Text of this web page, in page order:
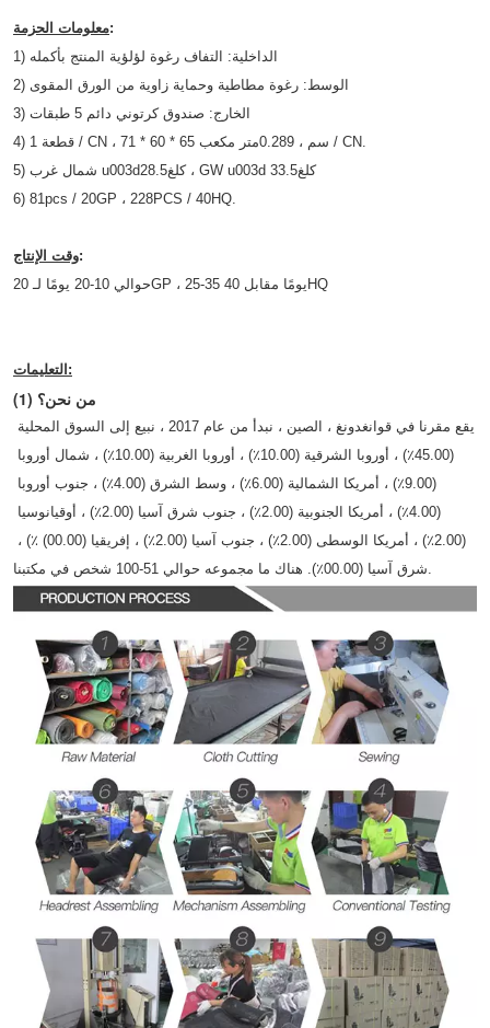
معلومات الحزمة:
1) الداخلية: التفاف رغوة لؤلؤية المنتج بأكمله
2) الوسط: رغوة مطاطية وحماية زاوية من الورق المقوى
3) الخارج: صندوق كرتوني دائم 5 طبقات
4) 1 قطعة / CN ، 71 * 60 * 65 سم ، 0.2 89
متر مكعب / CN.
5) شمال غرب u003d28.5 كلغ ، GW u003d 33.5كلغ
6) 81pcs / 20GP ، 228PCS / 40HQ.
وقت الإنتاج:
حوالي 10-20 يومًا لـ 20GP ، 25-35 يومًا مقابل 40HQ
التعليمات:
(1) من نحن؟
شرق آسيا (00.00٪). هناك ما مجموعه حوالي 51-100 شخص في مكتبنا.